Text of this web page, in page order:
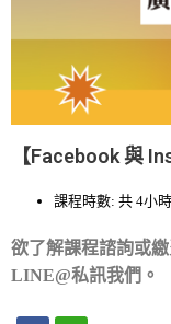
【Facebook 與
課程時數: 共 4小時
欲了解課程諮詢或繳
LINE@私訊我們。